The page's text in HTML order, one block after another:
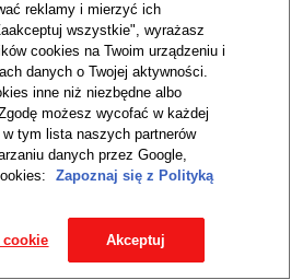
POMYSŁÓW
NA:
reklamy i mierzyć ich
wszystkie", wyrażasz
cookies na Twoim urządzeniu i
danych o Twojej aktywności.
inne niż niezbędne albo
możesz wycofać w każdej
tym lista naszych partnerów
danych przez Google,
Zapoznaj się z Polityką
Akceptuj